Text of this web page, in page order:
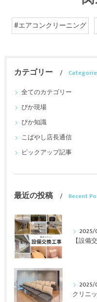
#エアコンクリーニング
カテゴリー
全てのカテゴリー
ぴか現場
ぴか知識
こばやし店長通信
ピックアップ記事
最近の投稿 Recent
2025/
【設備
クリニ